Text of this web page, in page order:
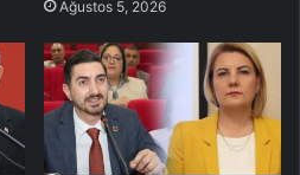
Ağustos 5, 2026